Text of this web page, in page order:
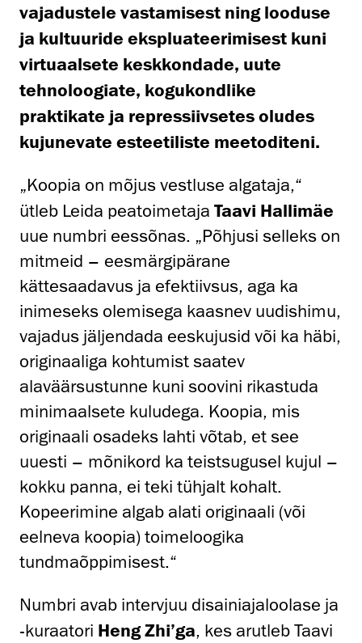
vajadustele vastamisest ning looduse
ja kultuuride ekspluateerimisest kuni
virtuaalsete keskkondade, uute
tehnoloogiate, kogukondlike
praktikate ja repressiivsetes oludes
kujunevate esteetiliste meetoditeni.
„Koopia on mõjus vestluse algataja,“
ütleb Leida peatoimetaja Taavi Hallimäe
uue numbri eessõnas. „Põhjusi selleks on
mitmeid – eesmärgipärane
kättesaadavus ja efektiivsus, aga ka
inimeseks olemisega kaasnev uudishimu,
vajadus jäljendada eeskujusid või ka häbi,
originaaliga kohtumist saatev
alaväärsustunne kuni soovini rikastuda
minimaalsete kuludega. Koopia, mis
originaali osadeks lahti võtab, et see
uuesti – mõnikord ka teistsugusel kujul –
kokku panna, ei teki tühjalt kohalt.
Kopeerimine algab alati originaali (või
eelneva koopia) toimeloogika
tundmaõppimisest.“
Numbri avab intervjuu disainiajaloolase ja
-kuraatori Heng Zhi’ga, kes arutleb Taavi